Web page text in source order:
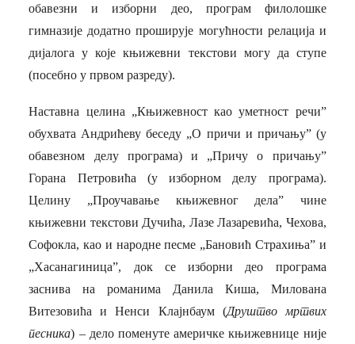
обавезни и изборни део, програм филолошке
гимназије додатно проширује могућности релација и
дијалога у које књижевни текстови могу да ступе
(посебно у првом разреду).
Наставна целина „Књижевност као уметност речи”
обухвата Андрићеву беседу „О причи и причању” (у
обавезном делу програма) и „Причу о причању”
Горана Петровића (у изборном делу програма).
Целину „Проучавање књижевног дела” чине
књижевни текстови Дучића, Лазе Лазаревића, Чехова,
Софокла, као и народне песме „Бановић Страхиња” и
„Хасанагиница”, док се изборни део програма
заснива на романима Данила Киша, Милована
Витезовића и Ненси Клајнбаум (Друштво мртвих
песника) – дело поменуте америчке књижевнице није